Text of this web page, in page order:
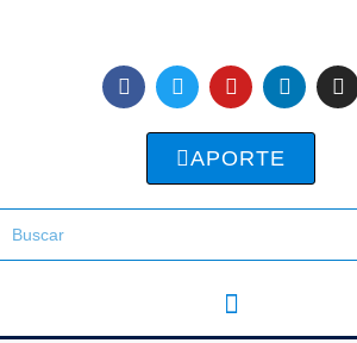
APORTE